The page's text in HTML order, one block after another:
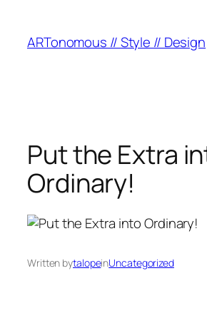
ARTonomous // Style // Design
Put the Extra
Ordinary!
Written bytalopeinUncategorized